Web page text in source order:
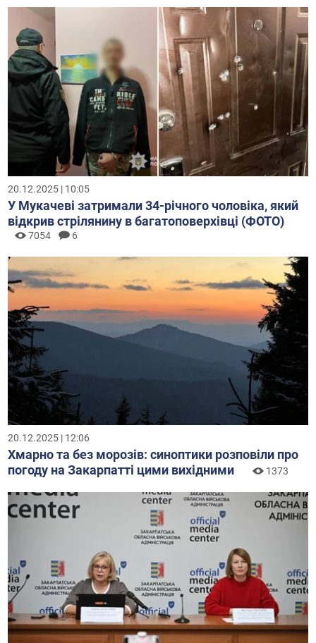
Перша ліга: ФК "Хуст" здобув дві перемоги за тиждень
08:11
Христос Воскрес! Православні Закарпаття святкують
Великдень
12785 4
БІЛЬШЕ НОВИН
ЧИТАЙТЕ ТАКОЖ
20.12.2025 | 10:05
У Мукачеві затримали 34-річного чоловіка, який
відкрив стрілянину в багатоповерхівці (ФОТО)
7054 6